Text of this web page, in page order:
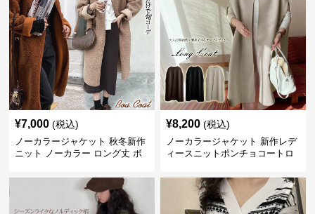
¥7,000 (税込)
ノーカラージャケット 秋冬新作
ニット ノーカラー ロング丈 ボ
¥8,200 (税込)
ノーカラージャケット 新作レデ
ィースニットポンチョコートロ